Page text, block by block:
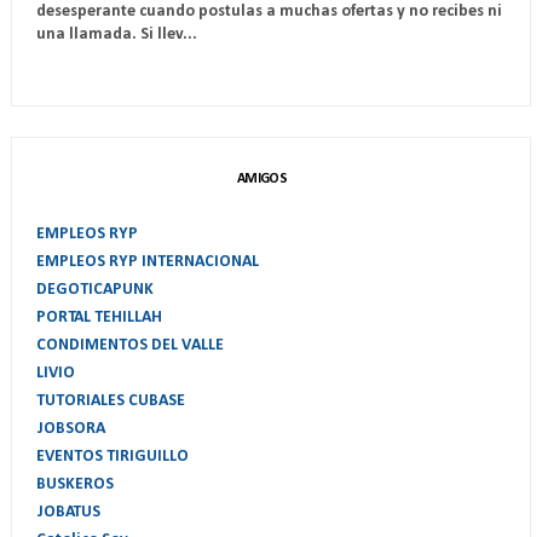
desesperante cuando postulas a muchas ofertas y no recibes ni
una llamada. Si llev...
AMIGOS
EMPLEOS RYP
EMPLEOS RYP INTERNACIONAL
DEGOTICAPUNK
PORTAL TEHILLAH
CONDIMENTOS DEL VALLE
LIVIO
TUTORIALES CUBASE
JOBSORA
EVENTOS TIRIGUILLO
BUSKEROS
JOBATUS